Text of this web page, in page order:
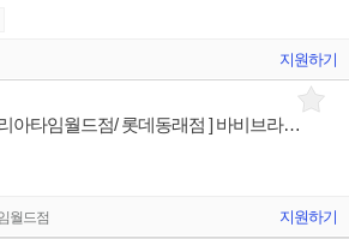
지원하기
[ BOBBI BROWN ] [ 갤러리아타임월드점/ 롯데동래점 ] 바비브라운 매장 상품유지 판매전문직원
월드점 지원하기